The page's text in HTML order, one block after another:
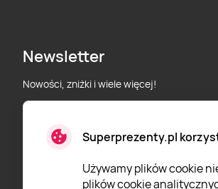
Superprezenty.pl
Używamy plików cookie
plików cookie
Newsletter
Nowości, zniżki i wiele więcej!
* Wyrażam zgodę na przetwarzanie moich
określonych w
Polityce prywatności Super